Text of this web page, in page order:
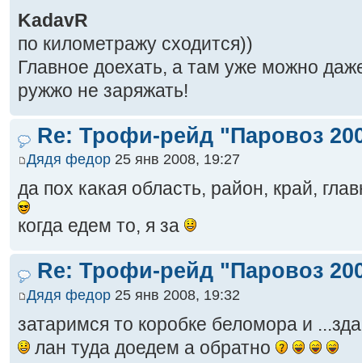
KadavR
по километражу сходится))
Главное доехать, а там уже можно
ружжо не заряжать!
Re: Трофи-рейд "Паровоз
Дядя федор 25 янв 2008, 19:27
да пох какая область, район, край,
когда едем то, я за
Re: Трофи-рейд "Паровоз
Дядя федор 25 янв 2008, 19:32
затаримся то коробке беломора и
лан туда доедем а обратно